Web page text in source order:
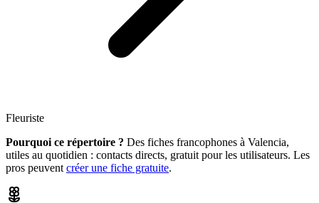
Fleuriste
Pourquoi ce répertoire ? Des fiches francophones à Valencia,
utiles au quotidien : contacts directs, gratuit pour les utilisateurs. Les
pros peuvent créer une fiche gratuite.